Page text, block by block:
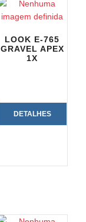
LOOK E-765
GRAVEL APEX
1X
DETALHES